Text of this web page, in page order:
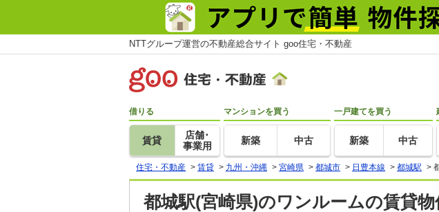
NTTグループ運営の不動産総合サイト goo住宅・不動産
借りる
賃貸
店舗･
事業用
マンションを買う
新築 中古
一戸建てを買う
新築 中古
住宅・不動産 > 賃貸 > 九州・沖縄 > 宮崎県 > 都城市 > 日豊本線 > 都城駅 >
都城駅(宮崎県)のワンルームの賃貸